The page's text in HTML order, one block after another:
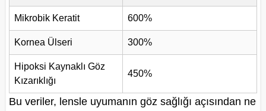
Mikrobik Keratit 600%
Kornea Ülseri 300%
Hipoksi Kaynaklı Göz
Kızarıklığı
450%
Bu veriler, lensle uyumanın göz sağlığı açısından ne